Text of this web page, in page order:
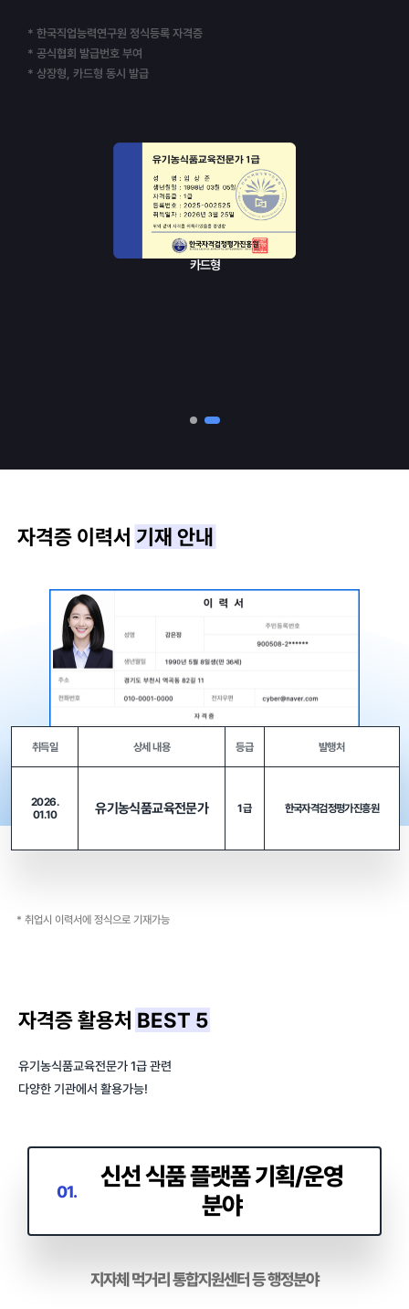
* 한국직업능력연구원 정식등록 자격증
* 공식협회 발급번호 부여
* 상장형, 카드형 동시 발급
카드형
자격증 이력서 기재 안내
취득일
2026.
01.10
상세 내용
유기농식품교육전문가
등급
1급
발행처
한국자격검정평가진흥원
* 취업시 이력서에 정식으로 기재가능
자격증 활용처 BEST 5
유기농식품교육전문가 1급 관련
다양한 기관에서 활용가능!
01.
신선 식품 플랫폼 기획/운영
분야
지자체 먹거리 통합지원센터 등 행정분야